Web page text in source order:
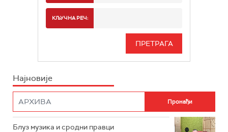
РАДИО БЕОГРАД 3
РАДИО РОКЕНРОЛЕР
ИНФО
КЉУЧНА РЕЧ:
Најновије
Блуз музика и сродни правци